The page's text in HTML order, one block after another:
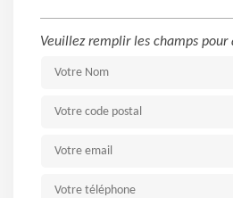
Veuillez remplir les champs pour